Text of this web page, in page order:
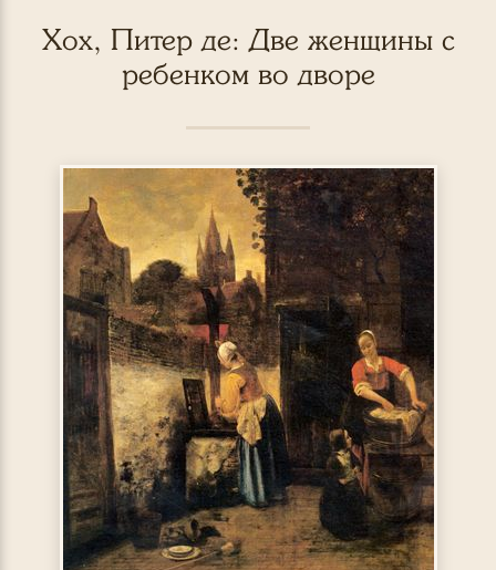
Хох, Питер де: Две женщины с
ребенком во дворе